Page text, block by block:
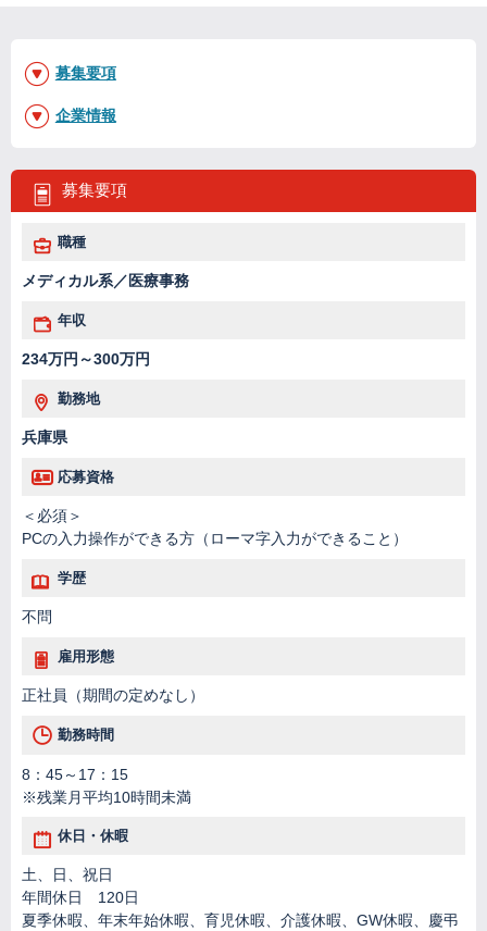
募集要項
職種
メディカル系／医療事務
年収
234万円～300万円
勤務地
兵庫県
応募資格
＜必須＞
PCの入力操作ができる方（ローマ字入力ができること）
学歴
不問
雇用形態
正社員（期間の定めなし）
勤務時間
8：45～17：15
※残業月平均10時間未満
休日・休暇
土、日、祝日
年間休日 120日
夏季休暇、年末年始休暇、育児休暇、介護休暇、GW休暇、慶弔
募集要項
企業情報